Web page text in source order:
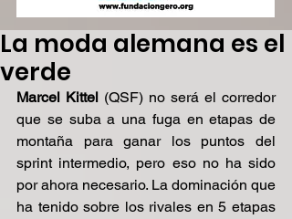
La moda alemana es el
verde
Marcel Kittel (QSF) no será el corredor
que se suba a una fuga en etapas de
montaña para ganar los puntos del
sprint intermedio, pero eso no ha sido
por ahora necesario. La dominación que
ha tenido sobre los rivales en 5 etapas